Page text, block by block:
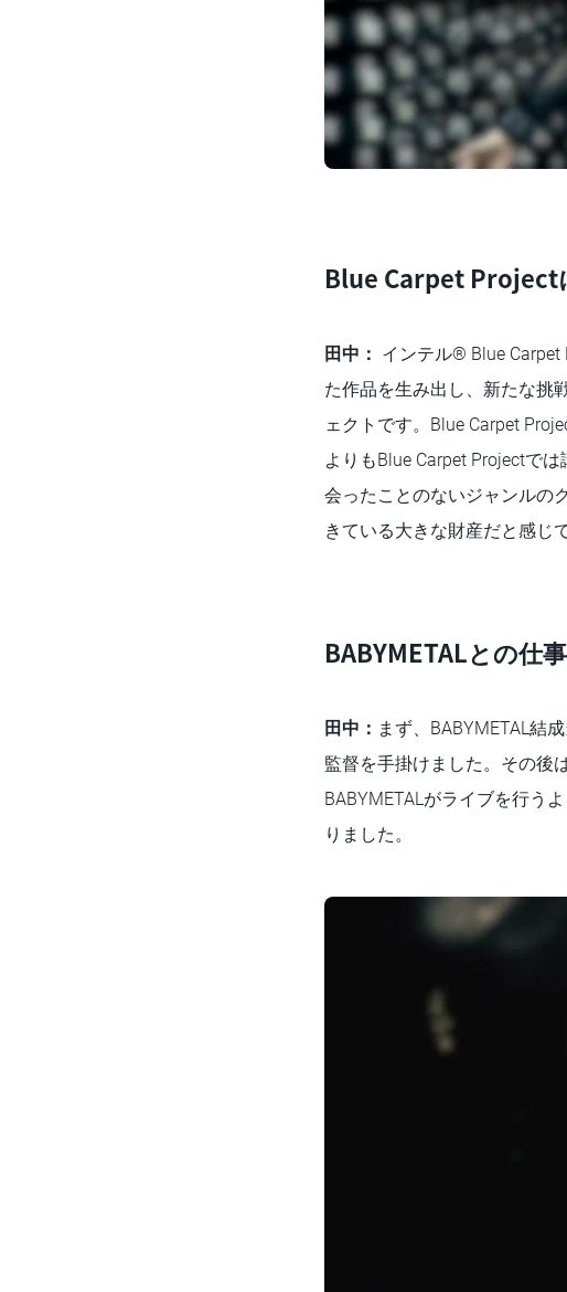
Blue Carpet Project
田中： インテル® Blue
た作品を生み出し、新たな挑
ェクトです。Blue Carpet
よりもBlue Carpet Projectで
会ったことのないジャンルの
きている大きな財産だと感じ
BABYMETALとの仕
田中： まず、BABYMETAL結
監督を手掛けました。その後
BABYMETALがライブを行う
りました。